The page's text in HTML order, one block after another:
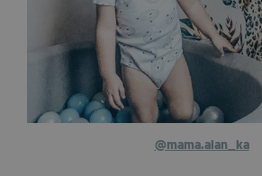
@mama.alan_ka